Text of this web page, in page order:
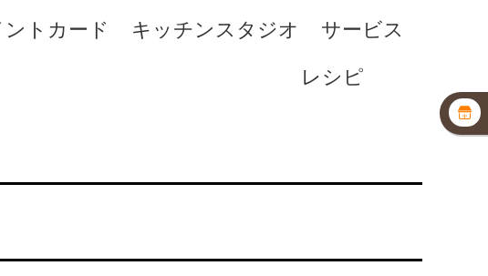
ントカード キッチンスタジオ サービス
レシピ